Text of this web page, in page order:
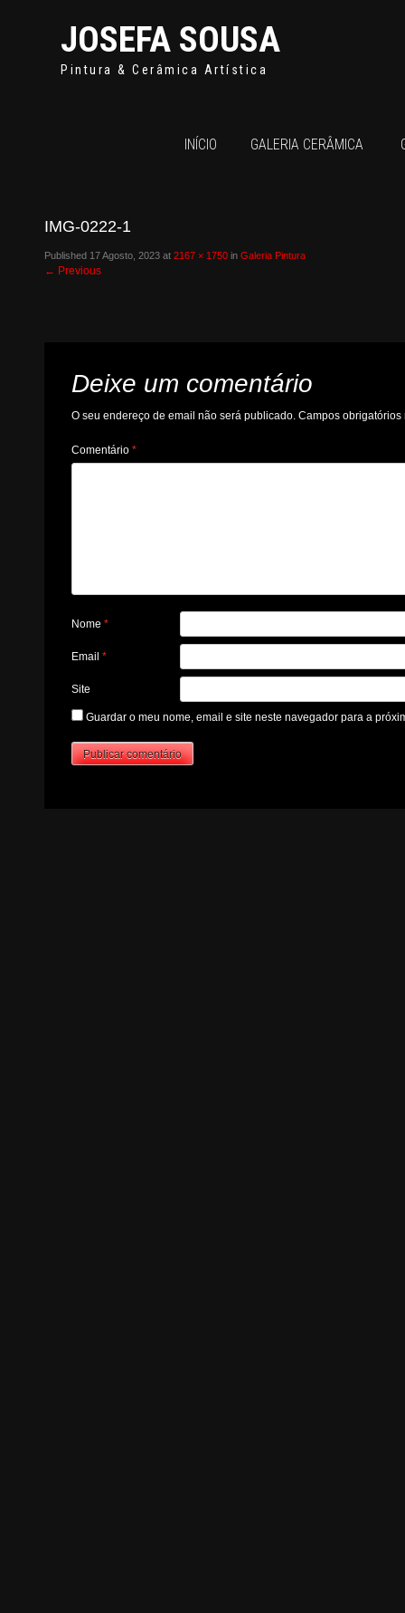
JOSEFA SOUSA
Pintura & Cerâmica Artística
INÍCIO GALERIA CERÂMICA
IMG-0222-1
Published 17 Agosto, 2023 at2167 × 1750 inGaleria Pintura
← Previous
Deixe um comentário
O seu endereço de email não será publicado. Campos
Comentário*
Nome*
Email*
Site
Guardar o meu nome, email e site neste navegador para a